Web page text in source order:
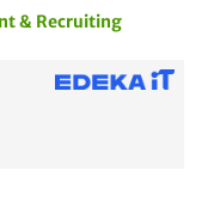
& Recruiting